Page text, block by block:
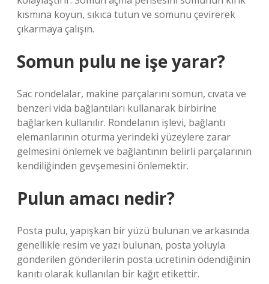
kısmına koyun, sıkıca tutun ve somunu çevirerek
çıkarmaya çalışın.
Somun pulu ne işe yarar?
Sac rondelalar, makine parçalarını somun, cıvata ve
benzeri vida bağlantıları kullanarak birbirine
bağlarken kullanılır. Rondelanın işlevi, bağlantı
elemanlarının oturma yerindeki yüzeylere zarar
gelmesini önlemek ve bağlantının belirli parçalarının
kendiliğinden gevşemesini önlemektir.
Pulun amacı nedir?
Posta pulu, yapışkan bir yüzü bulunan ve arkasında
genellikle resim ve yazı bulunan, posta yoluyla
gönderilen gönderilerin posta ücretinin ödendiğinin
kanıtı olarak kullanılan bir kağıt etikettir.